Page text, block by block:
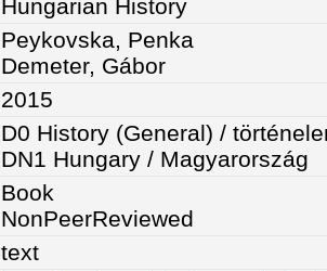
Hungarian History
Peykovska, Penka
Demeter, Gábor
2015
D0 History (General) /
DN1 Hungary / Magyarország
Book
NonPeerReviewed
text